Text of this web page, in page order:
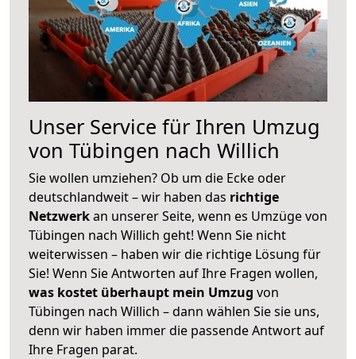
Unser Service für Ihren Umzug
von Tübingen nach Willich
Sie wollen umziehen? Ob um die Ecke oder
deutschlandweit – wir haben das richtige
Netzwerkan unserer Seite, wenn es Umzüge von
Tübingen nach Willich geht! Wenn Sie nicht
weiterwissen – haben wir die richtige Lösung für
Sie! Wenn Sie Antworten auf Ihre Fragen wollen,
was kostet überhaupt mein Umzug von
Tübingen nach Willich – dann wählen Sie sie uns,
denn wir haben immer die passende Antwort auf
Ihre Fragen parat.